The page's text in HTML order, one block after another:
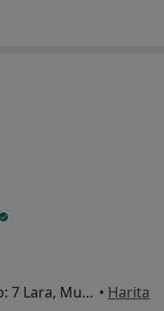
Fener Mah. Tekelioğlu Cad. No: 7 Lara, Muratpaşa • Harita